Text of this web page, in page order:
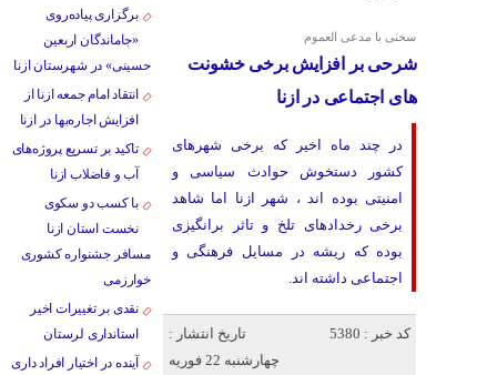
سخنی با مدعی العموم
شرحی بر افزایش برخی خشونت
های اجتماعی در ازنا
در چند ماه اخیر که برخی شهرهای
کشور دستخوش حوادث سیاسی و
امنیتی بوده اند ، شهر ازنا اما شاهد
برخی رخدادهای تلخ و تاثر برانگیزی
بوده که ریشه در مسایل فرهنگی و
اجتماعی داشته اند.
کد خبر : 5380
تاریخ انتشار :
چهارشنبه 22 فوریه
برگزاری پیاده‌روی
«جاماندگان اربعین
حسینی» در شهرستان ازنا
انتقاد امام جمعه ازنا از
افزایش اجاره‌بها در ازنا
تاکید بر تسریع پروژه‌های
آب و فاضلاب ازنا
با کسب دو سکوی
نخست استان ازنا
مسافر جشنواره کشوری
خوارزمی
نقدی بر تغییرات اخیر
استانداری لرستان
آینده در اختیار افراد داری